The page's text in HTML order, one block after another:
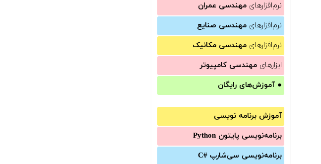
نرم‌افزارهای مهندسی عمران
نرم‌افزارهای مهندسی صنایع
نرم‌افزارهای مهندسی مکانیک
ابزارهای مهندسی کامپیوتر
● آموزش‌های رایگان
آموزش برنامه نویسی
برنامه‌نویسی پایتون Python
برنامه‌‌نویسی سی‌شارپ C#‎